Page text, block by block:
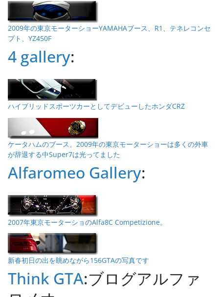
2009年の東京モーターショーYAMAHAブース、R1、テネレコンセ
プト、YZ450F
4 gallery:
ハイブリッドスポーツカーとしてデビューしたホンダCRZ
ケータハムのブース。2009年の東京モーターショーは多くの外車
が辞退する中Super7は光ってました
Alfaromeo Gallery:
2007年東京モーターショのAlfa8C Competizione。
新春初日の出を眺めながら156GTAの写真です
Think GTA:ブログアルファ